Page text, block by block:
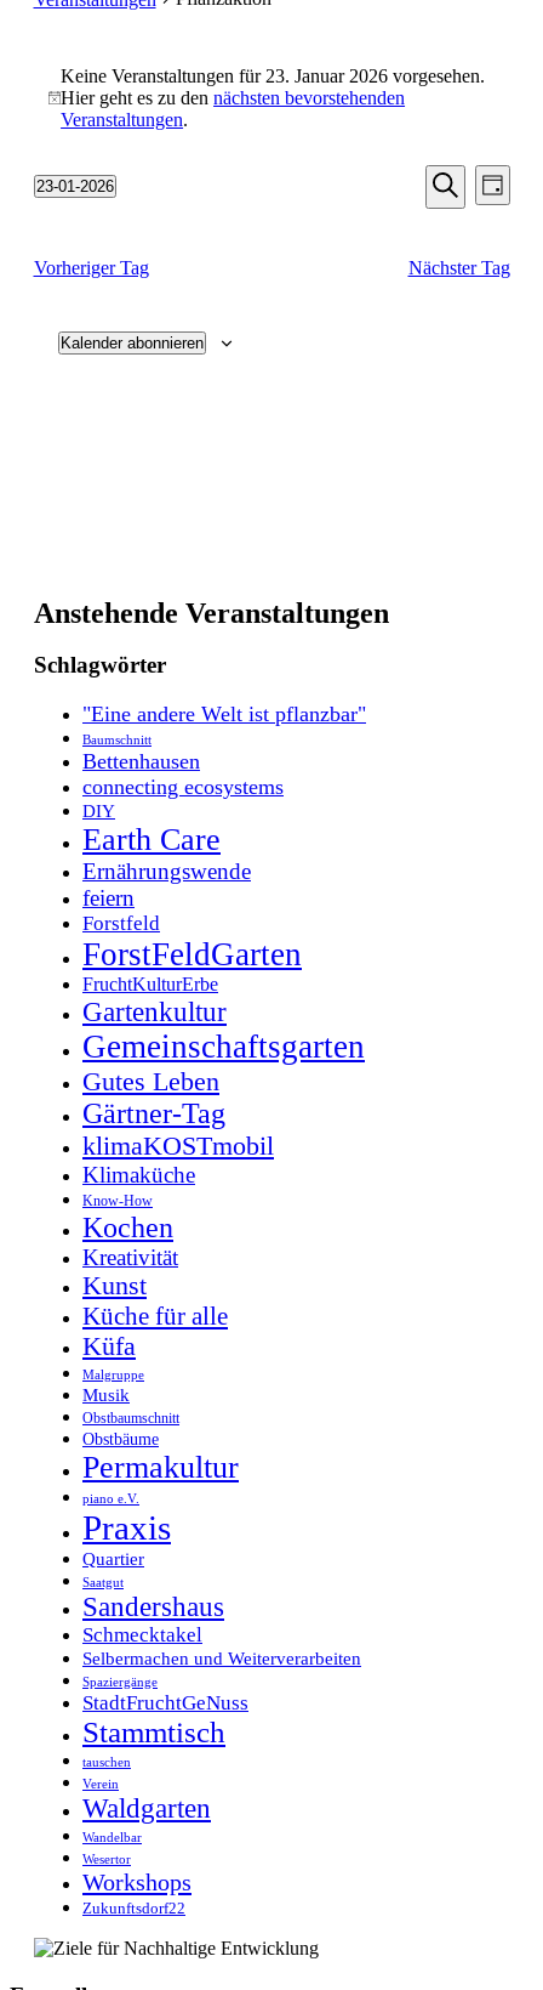
für
23.
2026
Hinweis
Keine Veranstaltungen für 23. Januar 2026 vorgesehen.
Hier geht es zu dennächsten bevorstehenden
Veranstaltungen.
Suche
Suche
Tag
23-01-2026
Vorheriger Tag
Nächster Tag
Kalender abonnieren
Anstehende Veranstaltungen
Schlagwörter
"Eine andere Welt ist pflanzbar"
Baumschnitt
Bettenhausen
connecting ecosystems
DIY
Earth Care
Ernährungswende
feiern
Forstfeld
ForstFeldGarten
FruchtKulturErbe
Gartenkultur
Gemeinschaftsgarten
Gutes Leben
Gärtner-Tag
klimaKOSTmobil
Klimaküche
Know-How
Kochen
Kreativität
Kunst
Küche für alle
Küfa
Malgruppe
Musik
Obstbaumschnitt
Obstbäume
Permakultur
piano e.V.
Praxis
Quartier
Saatgut
Sandershaus
Schmecktakel
Selbermachen und Weiterverarbeiten
Spaziergänge
StadtFruchtGeNuss
Stammtisch
tauschen
Verein
Waldgarten
Wandelbar
Wesertor
Workshops
Zukunftsdorf22